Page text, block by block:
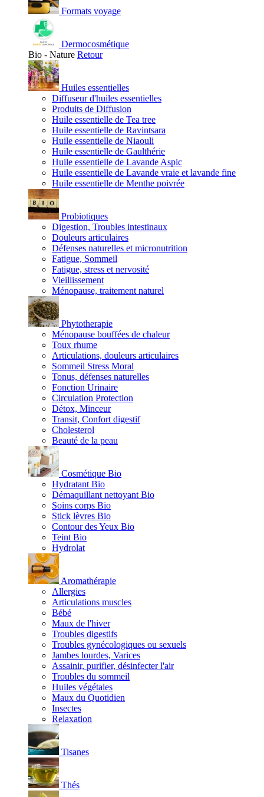
Formats voyage
Dermocosmétique
Bio - Nature Retour
Huiles essentielles
Diffuseur d'huiles essentielles
Produits de Diffusion
Huile essentielle de Tea tree
Huile essentielle de Ravintsara
Huile essentielle de Niaouli
Huile essentielle de Gaulthérie
Huile essentielle de Lavande Aspic
Huile essentielle de Lavande vraie et lavande fine
Huile essentielle de Menthe poivrée
Probiotiques
Digestion, Troubles intestinaux
Douleurs articulaires
Défenses naturelles et micronutrition
Fatigue, Sommeil
Fatigue, stress et nervosité
Vieillissement
Ménopause, traitement naturel
Phytotherapie
Ménopause bouffées de chaleur
Toux rhume
Articulations, douleurs articulaires
Sommeil Stress Moral
Tonus, défenses naturelles
Fonction Urinaire
Circulation Protection
Détox, Minceur
Transit, Confort digestif
Cholesterol
Beauté de la peau
Cosmétique Bio
Hydratant Bio
Démaquillant nettoyant Bio
Soins corps Bio
Stick lèvres Bio
Contour des Yeux Bio
Teint Bio
Hydrolat
Aromathérapie
Allergies
Articulations muscles
Bébé
Maux de l'hiver
Troubles digestifs
Troubles gynécologiques ou sexuels
Jambes lourdes, Varices
Assainir, purifier, désinfecter l'air
Troubles du sommeil
Huiles végétales
Maux du Quotidien
Insectes
Relaxation
Tisanes
Thés